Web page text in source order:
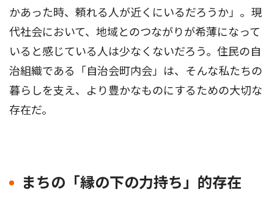
かあった時、頼れる人が近くにいるだろうか」。現
代社会において、地域とのつながりが希薄になって
いると感じている人は少なくないだろう。住民の自
治組織である「自治会町内会」は、そんな私たちの
暮らしを支え、より豊かなものにするための大切な
存在だ。
まちの「縁の下の力持ち」的存在